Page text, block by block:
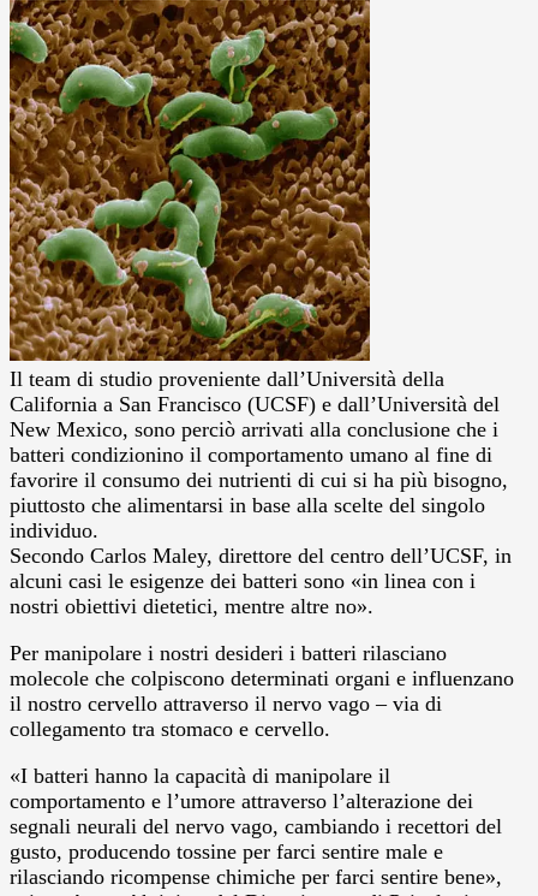
Il team di studio proveniente dall’Università della
California a San Francisco (UCSF) e dall’Università del
New Mexico, sono perciò arrivati alla conclusione che i
batteri condizionino il comportamento umano al fine di
favorire il consumo dei nutrienti di cui si ha più bisogno,
piuttosto che alimentarsi in base alla scelte del singolo
individuo.
Secondo Carlos Maley, direttore del centro dell’UCSF, in
alcuni casi le esigenze dei batteri sono «in linea con i
nostri obiettivi dietetici, mentre altre no».
Per manipolare i nostri desideri i batteri rilasciano
molecole che colpiscono determinati organi e influenzano
il nostro cervello attraverso il nervo vago – via di
collegamento tra stomaco e cervello.
«I batteri hanno la capacità di manipolare il
comportamento e l’umore attraverso l’alterazione dei
segnali neurali del nervo vago, cambiando i recettori del
gusto, producendo tossine per farci sentire male e
rilasciando ricompense chimiche per farci sentire bene»,